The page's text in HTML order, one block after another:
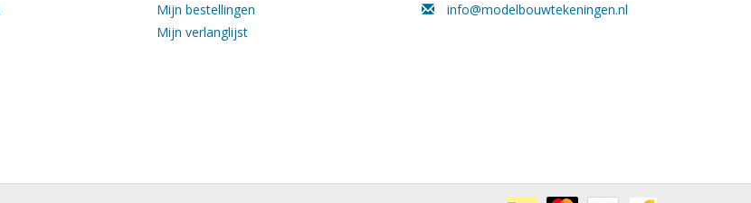
Mijn bestellingen
Mijn verlanglijst
info@modelbouwtekeningen.nl